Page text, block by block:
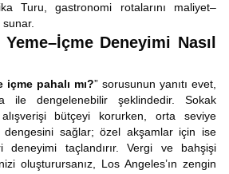
Turu, gastronomi rotalarını maliyet–
Deneyimi Nasıl
içme pahalı mı?” sorusunun yanıtı evet,
ile dengelenebilir şeklindedir. Sokak
bütçeyi korurken, orta seviye
dengesini sağlar; özel akşamlar için ise
deneyimi taçlandırır. Vergi ve bahşişi
oluşturursanız, Los Angeles’ın zengin